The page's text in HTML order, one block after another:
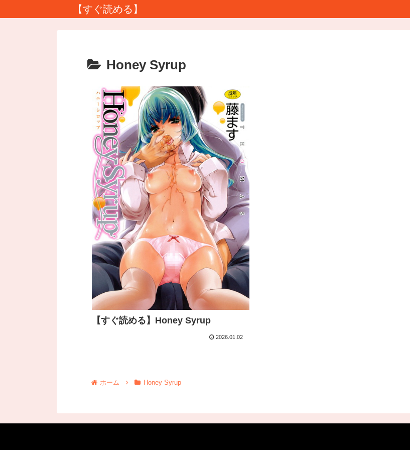
【すぐ読める】
Honey Syrup
【すぐ読める】Honey Syrup
2026.01.02
ホーム Honey Syrup